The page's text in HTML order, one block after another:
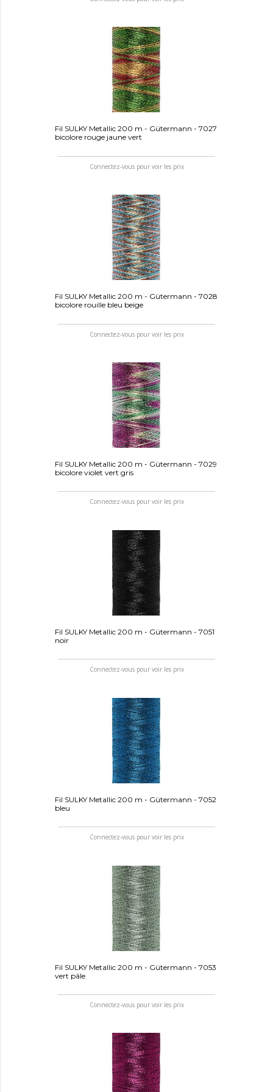
Fil SULKY Metallic 200 m - Gütermann - 7027
bicolore rouge jaune vert
Connectez-vous pour voir les prix
Fil SULKY Metallic 200 m - Gütermann - 7028
bicolore rouille bleu beige
Connectez-vous pour voir les prix
Fil SULKY Metallic 200 m - Gütermann - 7029
bicolore violet vert gris
Connectez-vous pour voir les prix
Fil SULKY Metallic 200 m - Gütermann - 7051
noir
Connectez-vous pour voir les prix
Fil SULKY Metallic 200 m - Gütermann - 7052
bleu
Connectez-vous pour voir les prix
Fil SULKY Metallic 200 m - Gütermann - 7053
vert pâle
Connectez-vous pour voir les prix